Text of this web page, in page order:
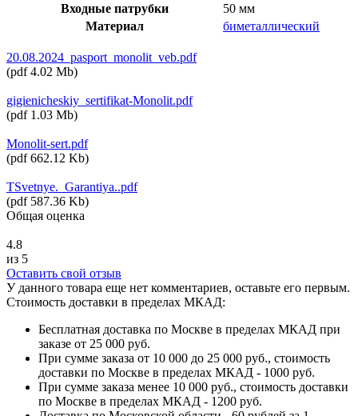
Входные патрубки
50 мм
Материал
биметаллический
20.08.2024_pasport_monolit_veb.pdf
(pdf 4.02 Mb)
gigienicheskiy_sertifikat-Monolit.pdf
(pdf 1.03 Mb)
Monolit-sert.pdf
(pdf 662.12 Kb)
TSvetnye._Garantiya..pdf
(pdf 587.36 Kb)
Общая оценка
4.8
из 5
Оставить свой отзыв
У данного товара еще нет комментариев, оставьте его первым.
Стоимость доставки в пределах МКАД:
Бесплатная доставка по Москве в пределах МКАД при
заказе от 25 000 руб.
При сумме заказа от 10 000 до 25 000 руб., стоимость
доставки по Москве в пределах МКАД - 1000 руб.
При сумме заказа менее 10 000 руб., стоимость доставки
по Москве в пределах МКАД - 1200 руб.